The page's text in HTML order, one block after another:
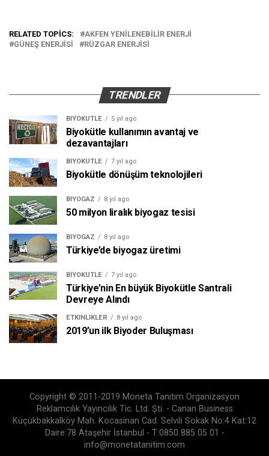
RELATED TOPICS:
AKFEN YENILENEBILIR ENERJI
GÜNEŞ ENERJISI
RÜZGAR ENERJISI
TRENDLER
BIYOKÜTLE 5 yıl ago
Biyokütle kullanımın avantaj ve
dezavantajları
BIYOKÜTLE 7 yıl ago
Biyokütle dönüşüm teknolojileri
BIYOGAZ 8 yıl ago
50 milyon liralık biyogaz tesisi
BIYOGAZ 8 yıl ago
Türkiye’de biyogaz üretimi
BIYOKÜTLE 7 yıl ago
Türkiye’nin En büyük Biyokütle Santrali
Devreye Alındı
ETKINLIKLER 8 yıl ago
2019’un ilk Biyoder Buluşması
Copyright © 2011-2019 Moneta Tanıtım Organizasyon
Reklamcılık Yayıncılık Tic. Ltd. Şti. - Canan Business
Küçükbakkalköy Mah. Kocasinan Cad. Selvili Sokak No:4 Kat:12
Daire:78 Ataşehir İstanbul - T:0850 885 05 01 -
info@monetatanitim.com